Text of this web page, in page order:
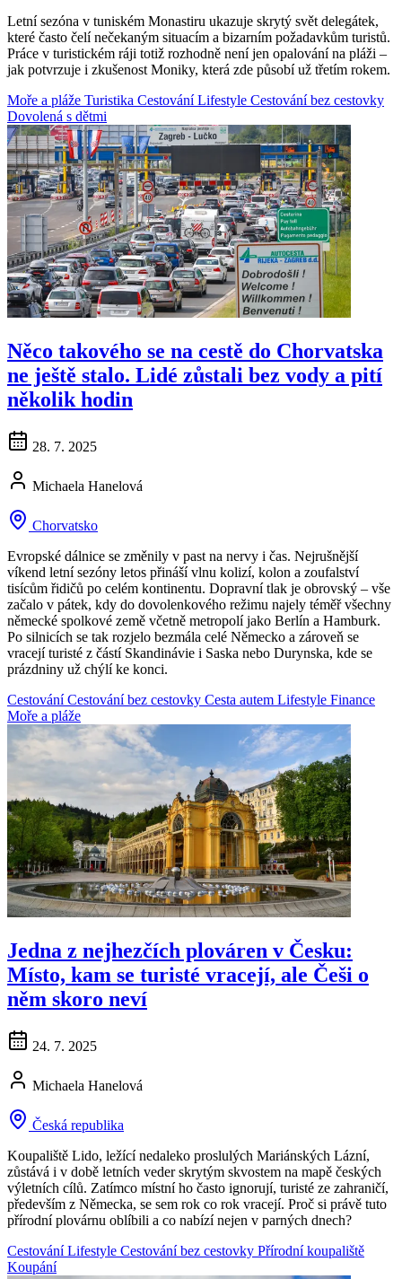
Letní sezóna v tuniském Monastiru ukazuje skrytý svět delegátek,
které často čelí nečekaným situacím a bizarním požadavkům turistů.
Práce v turistickém ráji totiž rozhodně není jen opalování na pláži –
jak potvrzuje i zkušenost Moniky, která zde působí už třetím rokem.
Moře a pláže Turistika CestováníLifestyle Cestování bez cestovky
Dovolená s dětmi
Něco takového se na cestě do Chorvatska
ne ještě stalo. Lidé zůstali bez vody a pití
několik hodin
28. 7. 2025
Michaela Hanelová
Chorvatsko
Evropské dálnice se změnily v past na nervy i čas. Nejrušnější
víkend letní sezóny letos přináší vlnu kolizí, kolon a zoufalství
tisícům řidičů po celém kontinentu. Dopravní tlak je obrovský – vše
začalo v pátek, kdy do dovolenkového režimu najely téměř všechny
německé spolkové země včetně metropolí jako Berlín a Hamburk.
Po silnicích se tak rozjelo bezmála celé Německo a zároveň se
vracejí turisté z částí Skandinávie i Saska nebo Durynska, kde se
prázdniny už chýlí ke konci.
CestováníCestování bez cestovky Cesta autem Lifestyle Finance
Moře a pláže
Jedna z nejhezčích plováren v Česku:
Místo, kam se turisté vracejí, ale Češi o
něm skoro neví
24. 7. 2025
Michaela Hanelová
Česká republika
Koupaliště Lido, ležící nedaleko proslulých Mariánských Lázní,
zůstává i v době letních veder skrytým skvostem na mapě českých
výletních cílů. Zatímco místní ho často ignorují, turisté ze zahraničí,
především z Německa, se sem rok co rok vracejí. Proč si právě tuto
přírodní plovárnu oblíbili a co nabízí nejen v parných dnech?
CestováníLifestyle Cestování bez cestovky Přírodní koupaliště
Koupání